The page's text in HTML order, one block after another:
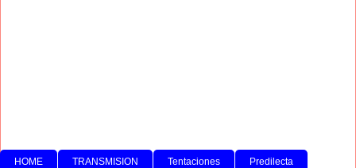
HOME TRANSMISION Tentaciones Predilecta